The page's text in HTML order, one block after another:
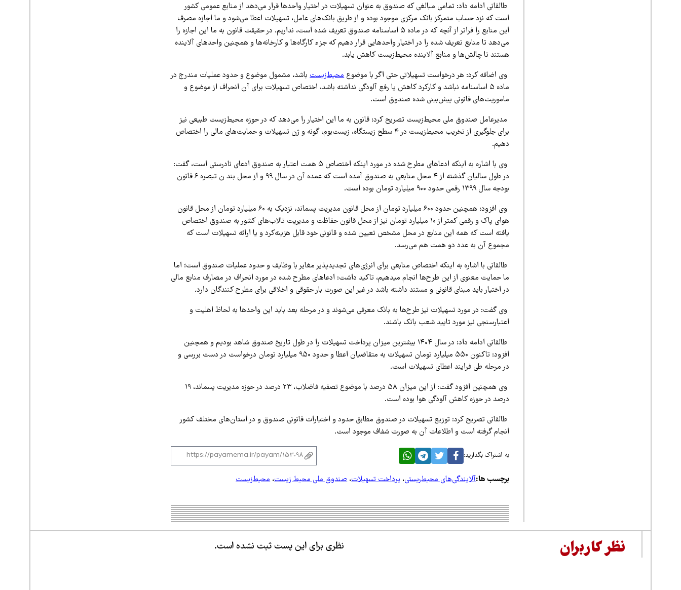
طالقانی ادامه داد: تمامی مبالغی که صندوق به عنوان تسهیلات در اختیار واحدها قرار می‌دهد از منابع عمومی کشور
است که نزد حساب متمرکز بانک مرکزی موجود بوده و از طریق بانک‌های عامل، تسهیلات اعطا می‌شود و ما اجازه مصرف
این منابع را فراتر از آنچه که در ماده ۵ اساسنامه صندوق تعریف شده است، نداریم. در حقیقت قانون به ما این اجازه را
می‌دهد تا منابع تعریف شده را در اختیار واحدهایی قرار دهیم که جزء کارگاه‌ها و کارخانه‌ها و همچنین واحدهای آلاینده
هستند تا چالش‌ها و منابع آلاینده محیط‌زیست کاهش یابد.
وی اضافه کرد: هر درخواست تسهیلاتی حتی اگر با موضوعمحیط‌زیستباشد، مشمول موضوع و حدود عملیات مندرج در
ماده ۵ اساسنامه نباشد و کارکرد کاهش یا رفع آلودگی نداشته باشد، اختصاص تسهیلات برای آن انحراف از موضوع و
ماموریت‌های قانونی پیش‌بینی شده صندوق است.
مدیرعامل صندوق ملی محیط‌زیست تصریح کرد: قانون به ما این اختیار را می‌دهد که در حوزه محیط‌زیست طبیعی نیز
برای جلوگیری از تخریب محیط‌زیست در ۴ سطح زیستگاه، زیست‌بوم، گونه و ژن تسهیلات و حمایت‌های مالی را اختصاص
دهیم.
وی با اشاره به اینکه ادعاهای مطرح شده در مورد اینکه اختصاص ۵ همت اعتبار به صندوق ادعای نادرستی است، گفت:
در طول سالیان گذشته از ۴ محل منابعی به صندوق آمده است که عمده آن در سال ۹۹ و از محل بند ن تبصره ۶ قانون
بودجه سال ۱۳۹۹ رقمی حدود ۹۰۰ میلیارد تومان بوده است.
وی افزود: همچنین حدود ۶۰۰ میلیارد تومان از محل قانون مدیریت پسماند، نزدیک به ۶۰ میلیارد تومان از محل قانون
هوای پاک و رقمی کمتر از ۱۰ میلیارد تومان نیز از محل قانون حفاظت و مدیریت تالاب‌های کشور به صندوق اختصاص
یافته است که همه این منابع در محل مشخص تعیین شده و قانونی خود قابل هزینه‌کرد و یا ارائه تسهیلات است که
مجموع آن به عدد دو همت هم می‌رسد.
طالقانی با اشاره به اینکه اختصاص منابعی برای انرژی‌های تجدیدپذیر مغایر با وظایف و حدود عملیات صندوق است؛ اما
ما حمایت معنوی از این طرح‌ها انجام می‎دهیم، تاکید داشت: ادعاهای مطرح شده در مورد انحراف در مصارف منابع مالی
در اختیار باید مبنای قانونی و مستند داشته باشد در غیر این صورت بار حقوقی و اخلاقی برای مطرح کنندگان دارد.
وی گفت: در مورد تسهیلات نیز طرح‌ها به بانک معرفی می‌شوند و در مرحله بعد باید این واحدها به لحاظ اهلیت و
اعتبارسنجی نیز مورد تایید شعب بانک باشند.
طالقانی ادامه داد: در سال ۱۴۰۴ بیشترین میزان پرداخت تسهیلات را در طول تاریخ صندوق شاهد بودیم و همچنین
افزود: تاکنون ۵۵۰ میلیارد تومان تسهیلات به متقاضیان اعطا و حدود ۹۵۰ میلیارد تومان درخواست در دست بررسی و
در مرحله طی فرایند اعطای تسهیلات است.
وی همچنین افزود گفت: از این میزان ۵۸ درصد با موضوع تصفیه فاضلاب، ۲۳ درصد در حوزه مدیریت پسماند، ۱۹
درصد در حوزه کاهش آلودگی هوا بوده است.
طالقانی تصریح کرد: توزیع تسهیلات در صندوق مطابق حدود و اختیارات قانونی صندوق و در استان‌های مختلف کشور
انجام گرفته است و اطلاعات آن به صورت شفاف موجود است.
به اشتراک بگذارید:
برچسب ها:آلایندگی‌های محیط‌ریستی، پرداخت تسهیلات،صندوق ملی محیط زیست،محیط‌زیست
نظر کاربران نظری برای این پست ثبت نشده است.